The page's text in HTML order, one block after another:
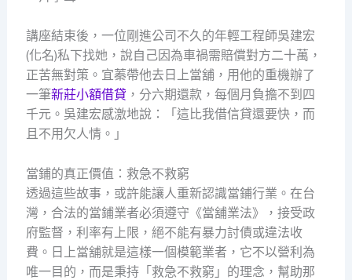
講座結束後，一位剛進公司不久的年輕工程師吳建宏
(化名)私下找她，說自己因為車禍需賠償對方二十萬，
正苦無對策。宜蓁帶他去日上當舖，用他的重機辦了
一筆新莊小額借貸 ，分六期還款，每個月負擔不到四
千元。吳建宏感激地說：「這比我借信貸還要快，而
且不用欠人情。」
當鋪的真正價值：救急不救窮
透過這些故事，或許能讓人重新認識當鋪行業。在台
灣，合法的當鋪業者必須遵守《當舖業法》，接受政
府監督，利率有上限，絕不能有暴力討債或違法收
費。日上當舖就是這樣一個模範業者，它不以營利為
唯一目的，而是秉持「救急不救窮」的理念，幫助那